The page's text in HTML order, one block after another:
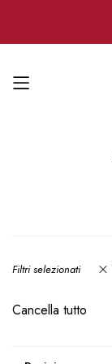
Filtri selezionati
Cancella tutto